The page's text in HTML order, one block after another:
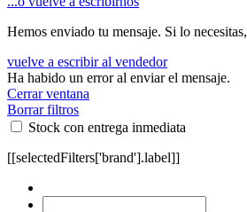
Hemos enviado tu mensaje. Si lo necesitas,
vuelve a escribir al vendedor
Ha habido un error al enviar el mensaje.
Cerrar ventana
Borrar filtros
Stock con entrega inmediata
[[selectedFilters['brand'].label]]